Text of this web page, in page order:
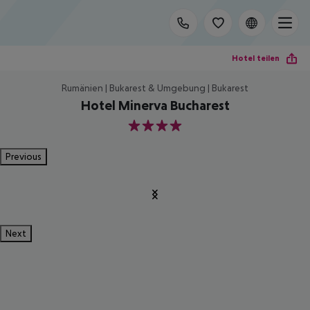
Hotel teilen
Rumänien | Bukarest & Umgebung | Bukarest
Hotel Minerva Bucharest
4
Previous
Next